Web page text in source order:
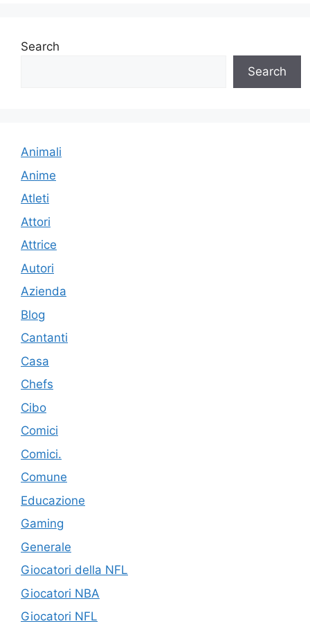
Search
Search
Animali
Anime
Atleti
Attori
Attrice
Autori
Azienda
Blog
Cantanti
Casa
Chefs
Cibo
Comici
Comici.
Comune
Educazione
Gaming
Generale
Giocatori della NFL
Giocatori NBA
Giocatori NFL